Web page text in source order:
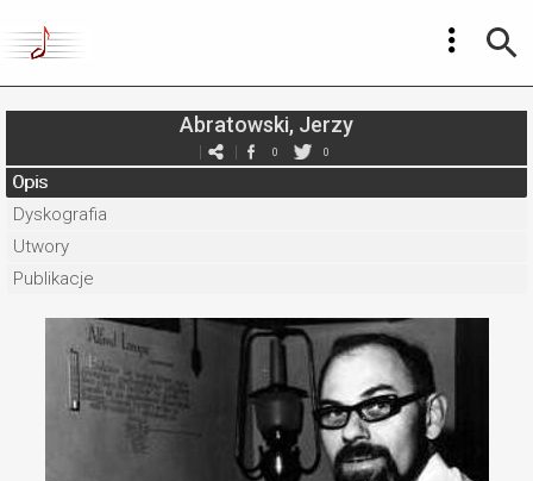
Abratowski, Jerzy
0 0
Opis
Dyskografia
Utwory
Publikacje